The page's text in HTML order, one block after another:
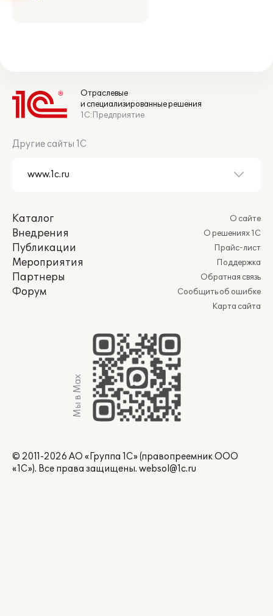
Отраслевые
и специализированные решения
1С:Предприятие
Другие сайты 1С
Каталог
Внедрения
Публикации
Мероприятия
Партнеры
Форум
О сайте
О решениях 1С
Прайс-лист
Поддержка
Обратная связь
Сообщить об ошибке
Карта сайта
Мы в Max
© 2011-2026 АО «Группа 1С» (правопреемник ООО
«1С»). Все права защищены. websol@1c.ru